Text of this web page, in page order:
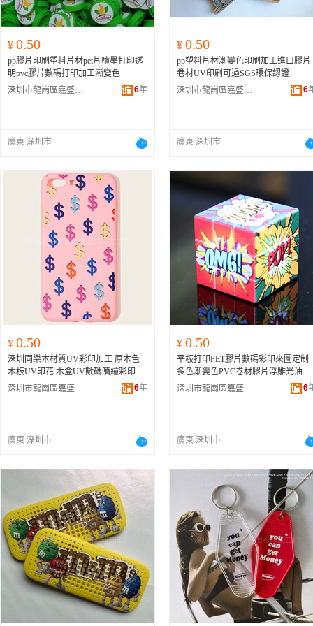
¥ 0.50
pp膠片印刷塑料片材pet片噴墨打印透
明pvc膠片數碼打印加工漸變色
深圳市龍崗區嘉盛圖彩印加工廠
6年
廣東 深圳市
¥ 0.50
pp塑料片材漸變色印刷加工進口膠片
卷材UV印刷可過SGS環保認證
深圳市龍崗區嘉盛圖彩印加工廠
6
廣東 深圳市
¥ 0.50
深圳同樂木材質UV彩印加工 原木色
木板UV印花 木盒UV數碼噴繪彩印
深圳市龍崗區嘉盛圖彩印加工廠
6年
廣東 深圳市
¥ 0.50
平板打印PET膠片數碼彩印來圖定制
多色漸變色PVC卷材膠片浮雕光油
深圳市龍崗區嘉盛圖彩印加工廠
6
廣東 深圳市